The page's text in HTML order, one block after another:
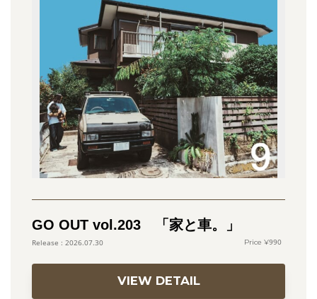
GO OUT vol.203 「家と車。」
2026.07.30 990
VIEW DETAIL